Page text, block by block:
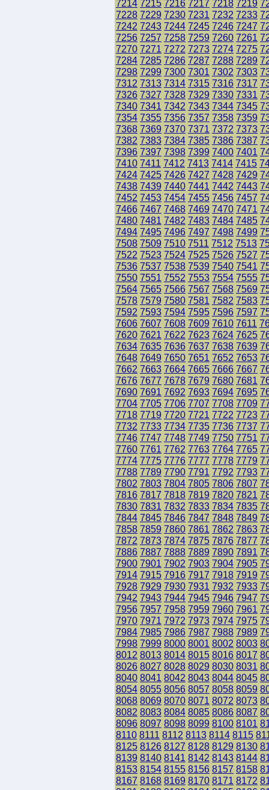
7214 7215 7216 7217 7218 7219
7228 7229 7230 7231 7232 7233
7242 7243 7244 7245 7246 7247
7256 7257 7258 7259 7260 7261
7270 7271 7272 7273 7274 7275
7284 7285 7286 7287 7288 7289
7298 7299 7300 7301 7302 7303
7312 7313 7314 7315 7316 7317
7326 7327 7328 7329 7330 7331
7340 7341 7342 7343 7344 7345
7354 7355 7356 7357 7358 7359
7368 7369 7370 7371 7372 7373
7382 7383 7384 7385 7386 7387
7396 7397 7398 7399 7400 7401
7410 7411 7412 7413 7414 7415
7424 7425 7426 7427 7428 7429
7438 7439 7440 7441 7442 7443
7452 7453 7454 7455 7456 7457
7466 7467 7468 7469 7470 7471
7480 7481 7482 7483 7484 7485
7494 7495 7496 7497 7498 7499
7508 7509 7510 7511 7512 7513
7522 7523 7524 7525 7526 7527
7536 7537 7538 7539 7540 7541
7550 7551 7552 7553 7554 7555
7564 7565 7566 7567 7568 7569
7578 7579 7580 7581 7582 7583
7592 7593 7594 7595 7596 7597
7606 7607 7608 7609 7610 7611
7620 7621 7622 7623 7624 7625
7634 7635 7636 7637 7638 7639
7648 7649 7650 7651 7652 7653
7662 7663 7664 7665 7666 7667
7676 7677 7678 7679 7680 7681
7690 7691 7692 7693 7694 7695
7704 7705 7706 7707 7708 7709
7718 7719 7720 7721 7722 7723
7732 7733 7734 7735 7736 7737
7746 7747 7748 7749 7750 7751
7760 7761 7762 7763 7764 7765
7774 7775 7776 7777 7778 7779
7788 7789 7790 7791 7792 7793
7802 7803 7804 7805 7806 7807
7816 7817 7818 7819 7820 7821
7830 7831 7832 7833 7834 7835
7844 7845 7846 7847 7848 7849
7858 7859 7860 7861 7862 7863
7872 7873 7874 7875 7876 7877
7886 7887 7888 7889 7890 7891
7900 7901 7902 7903 7904 7905
7914 7915 7916 7917 7918 7919
7928 7929 7930 7931 7932 7933
7942 7943 7944 7945 7946 7947
7956 7957 7958 7959 7960 7961
7970 7971 7972 7973 7974 7975
7984 7985 7986 7987 7988 7989
7998 7999 8000 8001 8002 8003
8012 8013 8014 8015 8016 8017
8026 8027 8028 8029 8030 8031
8040 8041 8042 8043 8044 8045
8054 8055 8056 8057 8058 8059
8068 8069 8070 8071 8072 8073
8082 8083 8084 8085 8086 8087
8096 8097 8098 8099 8100 8101
8110 8111 8112 8113 8114 8115
8125 8126 8127 8128 8129 8130
8139 8140 8141 8142 8143 8144
8153 8154 8155 8156 8157 8158
8167 8168 8169 8170 8171 8172